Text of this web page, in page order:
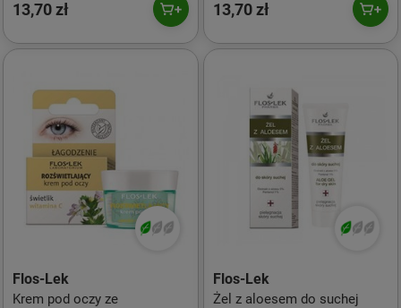
13,70 zł 13,70 zł
Flos-Lek
Krem pod oczy ze
Flos-Lek
Żel z aloesem do suchej